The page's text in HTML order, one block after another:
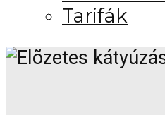
Tarifák